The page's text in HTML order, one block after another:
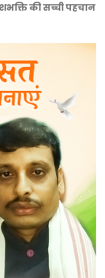
की सच्ची पहचान